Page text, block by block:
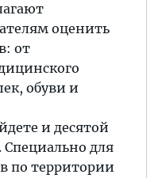
оценить
от
обуви и
и десятой
Специально для
по территории